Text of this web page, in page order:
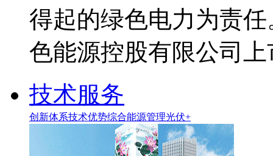
得起的绿色电力为责
色能源控股有限公司
技术服务
创新体系技术优势综合能源管理光伏+